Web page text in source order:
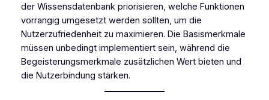
der Wissensdatenbank priorisieren, welche Funktionen
vorrangig umgesetzt werden sollten, um die
Nutzerzufriedenheit zu maximieren. Die Basismerkmale
müssen unbedingt implementiert sein, während die
Begeisterungsmerkmale zusätzlichen Wert bieten und
die Nutzerbindung stärken.